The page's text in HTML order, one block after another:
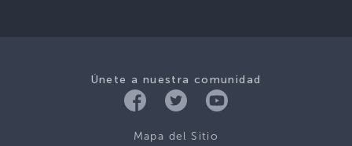
Únete a nuestra comunidad
Mapa del Sitio